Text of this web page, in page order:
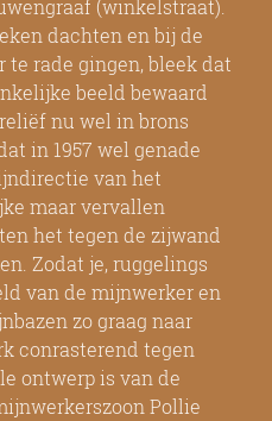
(winkelstraat).
dachten en bij de
rade gingen, bleek dat
beeld bewaard
nu wel in brons
in 1957 wel genade
van het
maar vervallen
het tegen de zijwand
Zodat je, ruggelings
van de mijnwerker en
zo graag naar
conrasterend tegen
ontwerp is van de
Pollie